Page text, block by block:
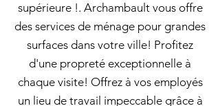
supérieure !. Archambault vous offre
des services de ménage pour grandes
surfaces dans votre ville! Profitez
d'une propreté exceptionnelle à
chaque visite! Offrez à vos employés
un lieu de travail impeccable grâce à